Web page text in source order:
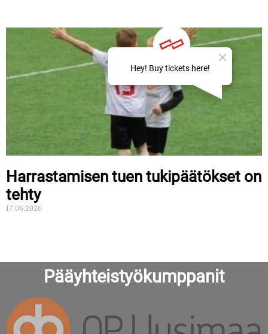
Harrastamisen tuen tukipäätökset on
tehty
17.06.2026
Pääyhteistyökumppanit